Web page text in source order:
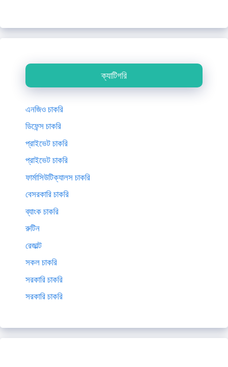
ক্যাটিগরি
এনজিও চাকরি
ডিফেন্স চাকরি
প্রাইভেট চাকরি
প্রাইভেট চাকরি
ফার্মাসিউটিক্যালস চাকরি
বেসরকারি চাকরি
ব্যাংক চাকরি
রুটিন
রেজাল্ট
সকল চাকরি
সরকারি চাকরি
সরকারি চাকরি